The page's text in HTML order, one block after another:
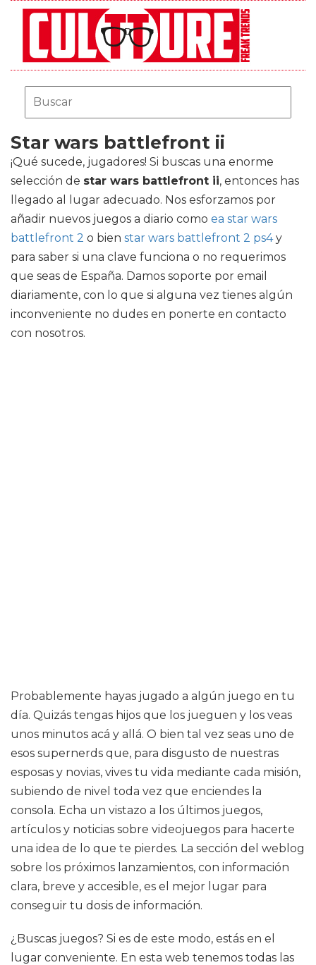
Star wars battlefront ii
¡Qué sucede, jugadores! Si buscas una enorme
selección de star wars battlefront ii, entonces has
llegado al lugar adecuado. Nos esforzamos por
añadir nuevos juegos a diario como ea star wars
battlefront 2 o bien star wars battlefront 2 ps4y
para saber si una clave funciona o no requerimos
que seas de España. Damos soporte por email
diariamente, con lo que si alguna vez tienes algún
inconveniente no dudes en ponerte en contacto
con nosotros.
Probablemente hayas jugado a algún juego en tu
día. Quizás tengas hijos que los jueguen y los veas
unos minutos acá y allá. O bien tal vez seas uno de
esos supernerds que, para disgusto de nuestras
esposas y novias, vives tu vida mediante cada misión,
subiendo de nivel toda vez que enciendes la
consola. Echa un vistazo a los últimos juegos,
artículos y noticias sobre videojuegos para hacerte
una idea de lo que te pierdes. La sección del weblog
sobre los próximos lanzamientos, con información
clara, breve y accesible, es el mejor lugar para
conseguir tu dosis de información.
¿Buscas juegos? Si es de este modo, estás en el
lugar conveniente. En esta web tenemos todas las